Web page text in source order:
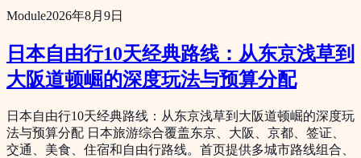
Module2026年8月9日
日本自由行10天经典路线：从东京浅草到
大阪道顿崛的深度玩法与预算分配
日本自由行10天经典路线：从东京浅草到大阪道顿崛的深度玩
法与预算分配 日本旅游综合覆盖东京、大阪、京都、签证、
交通、美食、住宿和自由行路线。首页提供多城市路线组合、